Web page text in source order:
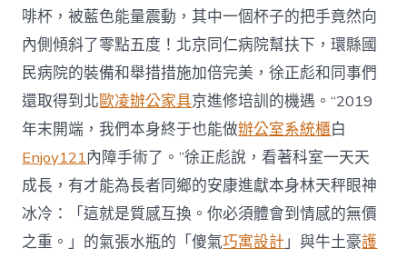
啡杯，被藍色能量震動，其中一個杯子的把手竟然向
內側傾斜了零點五度！北京同仁病院幫扶下，環縣國
民病院的裝備和舉措措施加倍完美，徐正彪和同事們
還取得到北歐凌辦公家具京進修培訓的機遇。“2019
年末開端，我們本身終于也能做辦公室系統櫃白
Enjoy121內障手術了。”徐正彪說，看著科室一天天
成長，有才能為長者同鄉的安康進獻本身林天秤眼神
冰冷：「這就是質感互換。你必須體會到情感的無價
之重。」的氣張水瓶的「傻氣巧寓設計」與牛土豪護